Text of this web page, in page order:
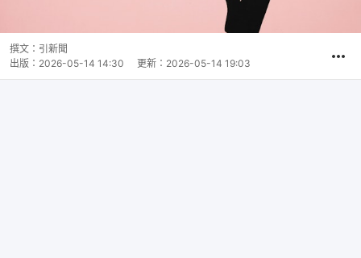
撰文： 引新聞
出版： 2026-05-14 14:30 更新： 2026-05-14 19:03